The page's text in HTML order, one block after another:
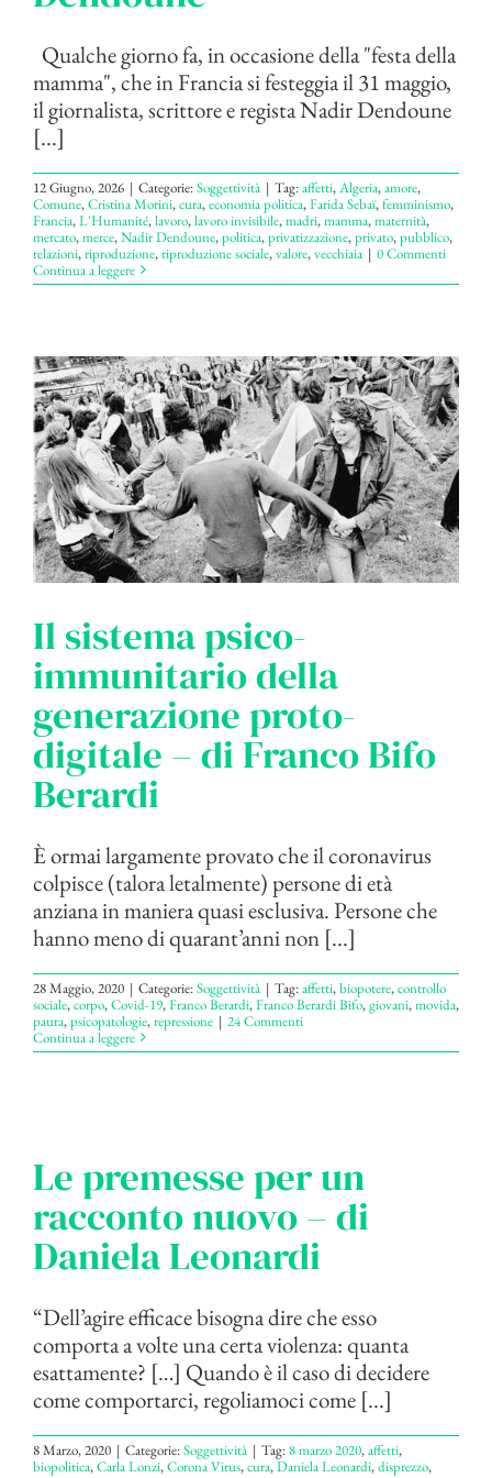
Qualche giorno fa, in occasione della "festa della
mamma", che in Francia si festeggia il 31 maggio,
il giornalista, scrittore e regista Nadir Dendoune
[...]
12 Giugno, 2026 | Categorie:Soggettività | Tag:affetti,Algeria,amore,
Comune,Cristina Morini,cura,economia politica,Farida Sebaï,femminismo,
Francia,L'Humanité,lavoro,lavoro invisibile,madri,mamma,maternità,
mercato,merce,Nadir Dendoune,politica,privatizzazione,privato,pubblico,
relazioni,riproduzione,riproduzione sociale,valore,vecchiaia | 0 Commenti
Continua a leggere
Il sistema psico-
immunitario della
generazione proto-
digitale – di Franco Bifo
Berardi
È ormai largamente provato che il coronavirus
colpisce (talora letalmente) persone di età
anziana in maniera quasi esclusiva. Persone che
hanno meno di quarant’anni non [...]
28 Maggio, 2020 | Categorie:Soggettività | Tag:affetti,biopotere,controllo
sociale,corpo,Covid-19,Franco Berardi,Franco Berardi Bifo,giovani,movida,
paura,psicopatologie,repressione | 24 Commenti
Continua a leggere
Le premesse per un
racconto nuovo – di
Daniela Leonardi
“Dell’agire efficace bisogna dire che esso
comporta a volte una certa violenza: quanta
esattamente? […] Quando è il caso di decidere
come comportarci, regoliamoci come [...]
8 Marzo, 2020 | Categorie:Soggettività | Tag:8 marzo 2020,affetti,
biopolitica,Carla Lonzi,Corona Virus,cura,Daniela Leonardi,disprezzo,